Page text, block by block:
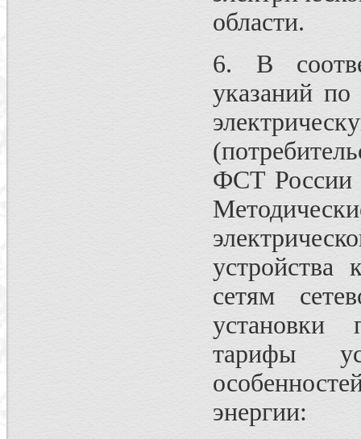
области.
6. В
указаний
ФСТ России
устройства
сетям
установки
тарифы
энергии: